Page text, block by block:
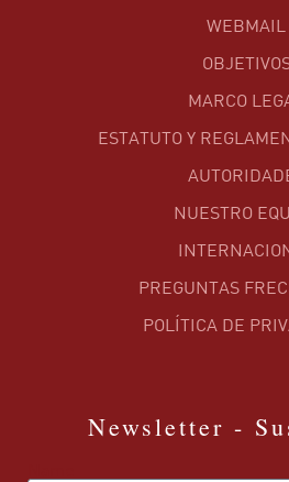
WEBMAIL
MARCO
ESTATUTO Y
NUESTRO
PREGUNTAS
POLÍTICA DE
Newsletter -